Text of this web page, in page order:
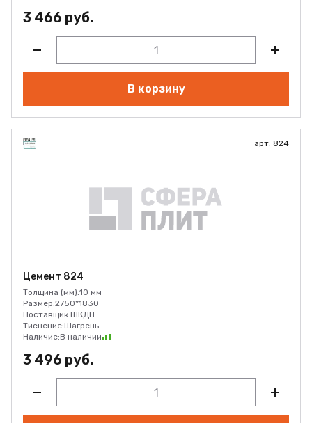
3 466 руб.
В корзину
арт. 824
Цемент 824
Толщина (мм):10 мм
Размер:2750*1830
Поставщик:ШКДП
Тиснение:Шагрень
Наличие:В наличии
3 496 руб.